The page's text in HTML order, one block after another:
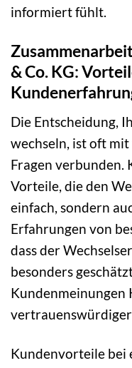
informiert fühlt.
& Co. KG:
Die Entscheidung,
wechseln, ist oft
Fragen verbunden.
Vorteile, die den
einfach, sondern
Erfahrungen von
dass der
besonders
Kundenmeinungen
Kundenvorteile bei